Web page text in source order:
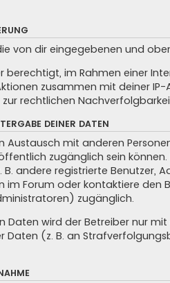
von dir eingegebenen und
berechtigt, im Rahmen einer
zusammen mit deiner
rechtlichen
DEINER DATEN
Austausch mit anderen
zugänglich sein
B. andere registrierte
Forum oder kontaktiere den
zugänglich.
Daten wird der Betreiber nur
Daten (z. B. an